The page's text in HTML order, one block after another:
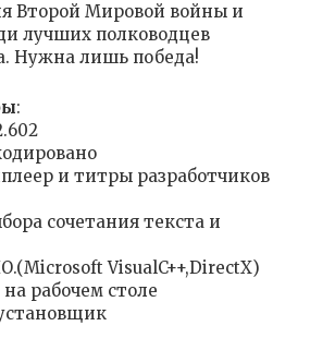
Второй Мировой войны и
лучших полководцев
Нужна лишь победа!
:
и титры разработчиков
сочетания текста и
VisualC++,DirectX)
рабочем столе